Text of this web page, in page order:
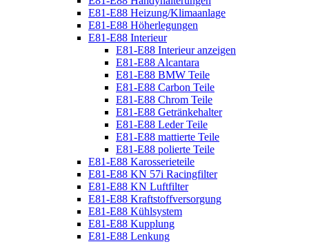
E81-E88 Heizung/Klimaanlage
E81-E88 Höherlegungen
E81-E88 Interieur
E81-E88 Interieur anzeigen
E81-E88 Alcantara
E81-E88 BMW Teile
E81-E88 Carbon Teile
E81-E88 Chrom Teile
E81-E88 Getränkehalter
E81-E88 Leder Teile
E81-E88 mattierte Teile
E81-E88 polierte Teile
E81-E88 Karosserieteile
E81-E88 KN 57i Racingfilter
E81-E88 KN Luftfilter
E81-E88 Kraftstoffversorgung
E81-E88 Kühlsystem
E81-E88 Kupplung
E81-E88 Lenkung